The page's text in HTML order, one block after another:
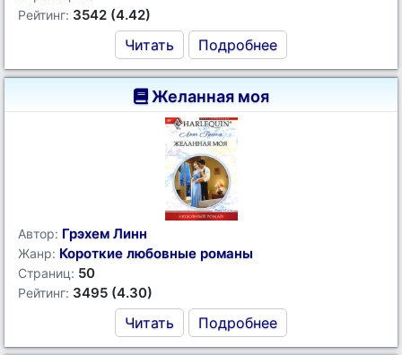
Рейтинг: 3542 (4.42)
Читать Подробнее
Желанная моя
Автор: Грэхем Линн
Жанр: Короткие любовные романы
Страниц: 50
Рейтинг: 3495 (4.30)
Читать Подробнее